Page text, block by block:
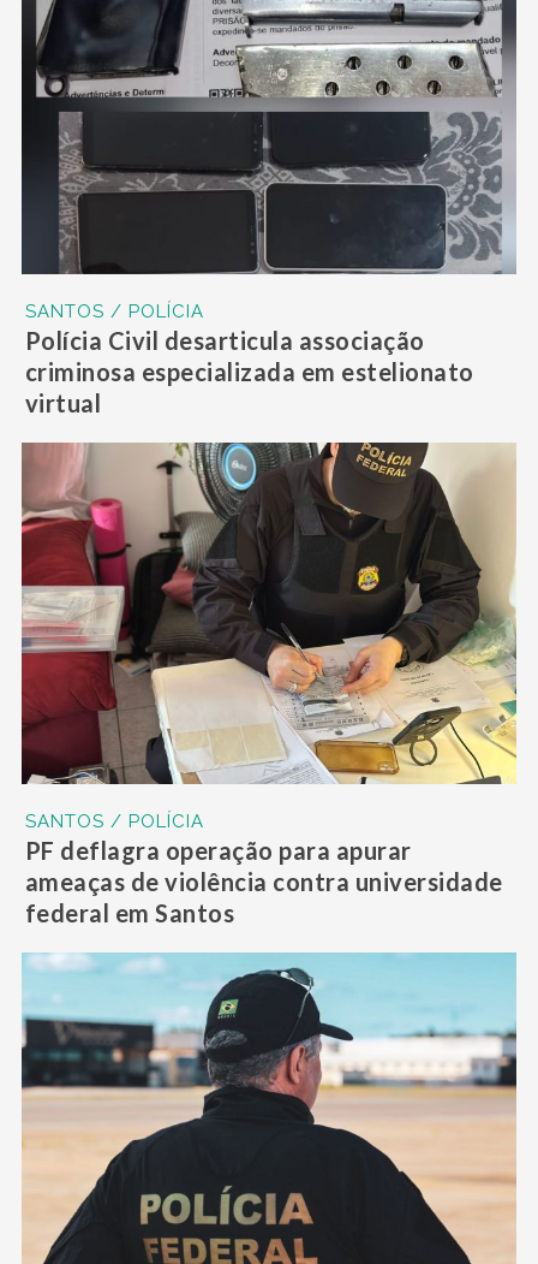
SANTOS / POLÍCIA
Polícia Civil desarticula associação
criminosa especializada em estelionato
virtual
SANTOS / POLÍCIA
PF deflagra operação para apurar
ameaças de violência contra universidade
federal em Santos